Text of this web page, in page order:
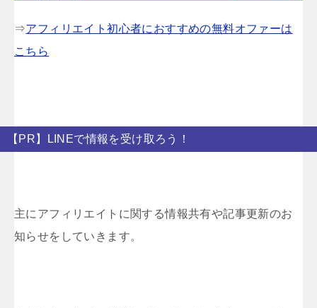
⇒アフィリエイト初心者におすすめの無料オファーは
こちら
【PR】LINEで情報を受け取ろう！
主にアフィリエイトに関する情報共有や記事更新のお
知らせをしていきます。